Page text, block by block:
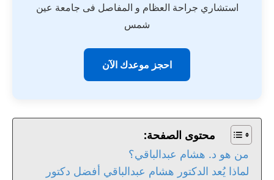
استشاري جراحة العظام و المفاصل فى جامعة عين
شمس
احجز موعدك الآن
محتوى الصفحة:
من هو د. هشام عبدالباقي؟
لماذا يُعد الدكتور هشام عبدالباقي أفضل دكتور